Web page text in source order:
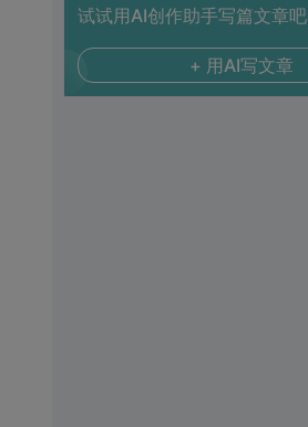
试试用AI创作助手写篇文章吧
+ 用AI写文章